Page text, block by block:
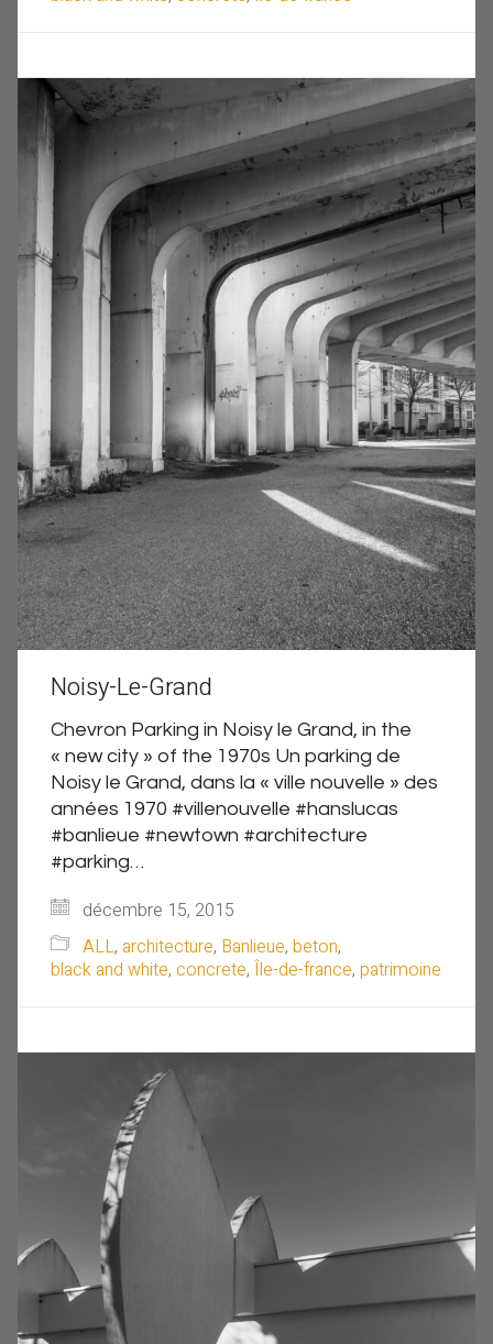
Noisy-Le-Grand
Chevron Parking in Noisy le Grand, in the
« new city » of the 1970s Un parking de
Noisy le Grand, dans la « ville nouvelle » des
années 1970 #villenouvelle #hanslucas
#banlieue #newtown #architecture
#parking…
décembre 15, 2015
ALL, architecture, Banlieue, beton,
black and white, concrete, Île-de-france, patrimoine